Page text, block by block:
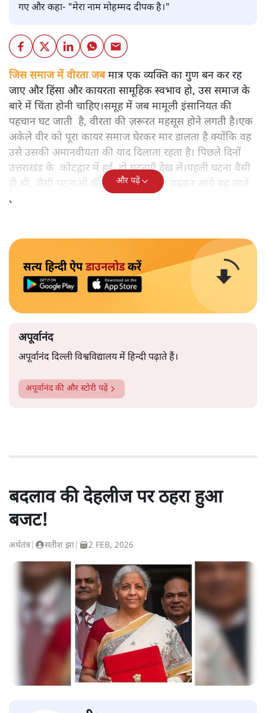
गए और कहा- "मेरा नाम मोहम्मद दीपक है।"
जिस समाज में वीरता जबमात्र एक व्यक्ति का गुण बन कर रह
जाए और हिंसा और कायरता सामूहिक स्वभाव हो, उस समाज के
बारे में चिंता होनी चाहिए।समूह में जब मामूली इंसानियत की
पहचान घट जाती है, वीरता की ज़रूरत महसूस होने लगती है।एक
अकेले वीर को पूरा कायर समाज घेरकर मार डालता है क्योंकि वह
उसे उसकी अमानवीयता की याद दिलाता रहता है। पिछले दिनों
उत्तराखंड के कोटद्वार में हुई दो घटनाएँ देख लें।पहली घटना वैसी
ही थी, जैसी घटनाओं की खबर हम रोज़ाना पढ़कर आगे बढ़ जाते
हैं।भारत के तक़रीबन हर हिस्से से ऐसी खबर आती ही रहती है।
और पढ़ें
सत्य हिन्दी ऐपडाउनलोडकरें
अपूर्वानंद
अपूर्वानंद दिल्ली विश्वविद्यालय में हिन्दी पढ़ाते हैं।
अपूर्वानंदकी और स्टोरी पढ़ें
बदलाव की देहलीज पर ठहरा हुआ
बजट!
अर्थतंत्र सतीश झा 2 FEB, 2026